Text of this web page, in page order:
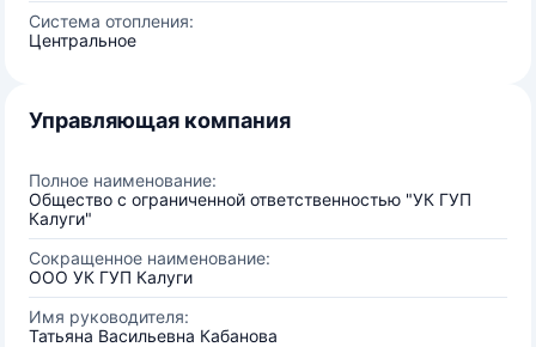
Система отопления:
Центральное
Управляющая компания
Полное наименование:
Общество с ограниченной ответственностью "УК ГУП
Калуги"
Сокращенное наименование:
ООО УК ГУП Калуги
Имя руководителя:
Татьяна Васильевна Кабанова